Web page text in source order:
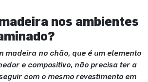
nos ambientes
madeira no chão, que é um elemento
e compositivo, não precisa ter a
com o mesmo revestimento em